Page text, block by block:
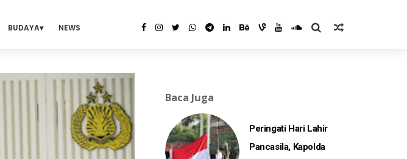
BUDAYA NEWS
Baca Juga
Peringati Hari Lahir
Pancasila, Kapolda